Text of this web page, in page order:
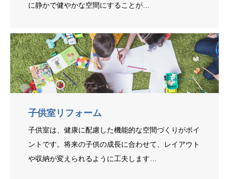
に静かで健やかな空間にすることが…
子供室リフォーム
子供室は、健康に配慮した機能的な空間づくりがポイ
ントです。将来の子供の成長に合わせて、レイアウト
や収納が変えられるように工夫します…